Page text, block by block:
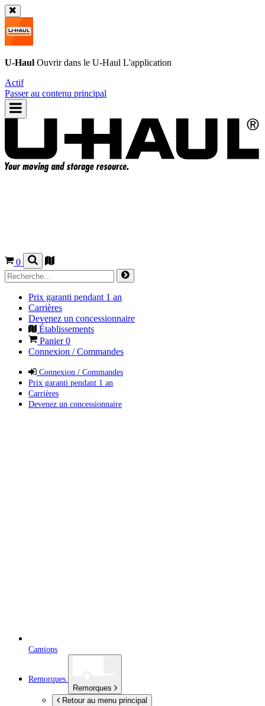
U-Haul Ouvrir dans le U-Haul L'application
Actif
Passer au contenu principal
0
Prix garanti pendant 1 an
Carrières
Devenez un concessionnaire
Établissements
Panier0
Connexion / Commandes
Connexion / Commandes
Prix garanti pendant 1 an
Carrières
Devenez un concessionnaire
Camions
Remorques
Remorques
Retour au menu principal